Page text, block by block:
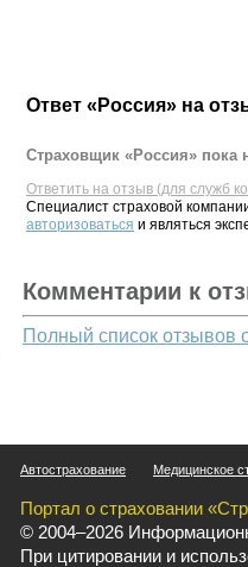
Ответ «Россия» на
Страховщик «Россия» пока
Ответить на отзыв (для служб
Специалист страховой
авторизоваться и являться
Комментарии к
Полный список отзывов
Автострахование Медицинское
Портал о страховании
© 2004–2026
При цитировании и